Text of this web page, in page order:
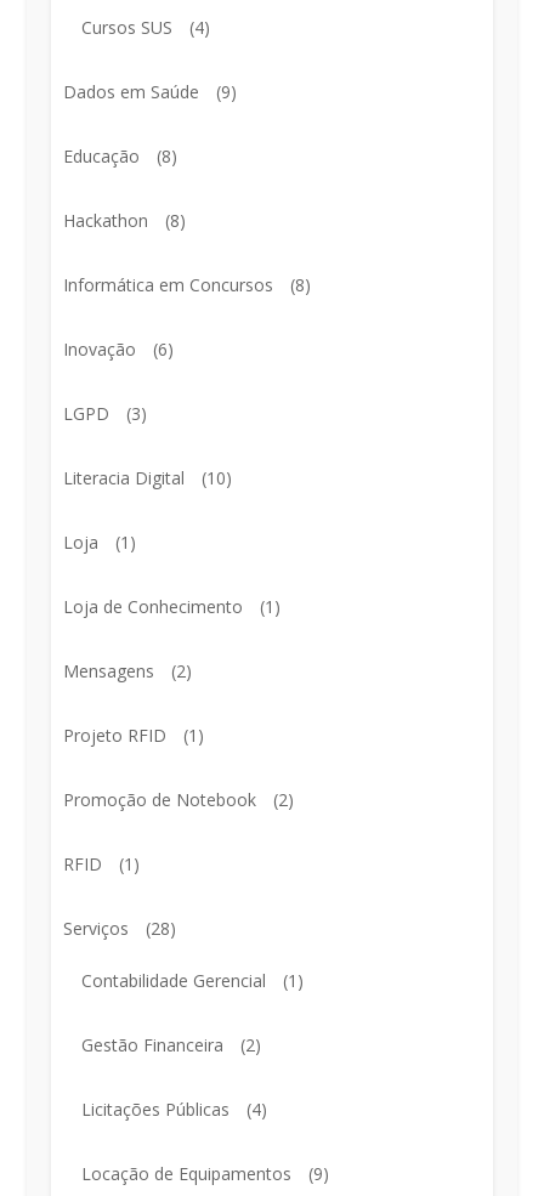
Cursos SUS (4)
Dados em Saúde (9)
Educação (8)
Hackathon (8)
Informática em Concursos (8)
Inovação (6)
LGPD (3)
Literacia Digital (10)
Loja (1)
Loja de Conhecimento (1)
Mensagens (2)
Projeto RFID (1)
Promoção de Notebook (2)
RFID (1)
Serviços (28)
Contabilidade Gerencial (1)
Gestão Financeira (2)
Licitações Públicas (4)
Locação de Equipamentos (9)